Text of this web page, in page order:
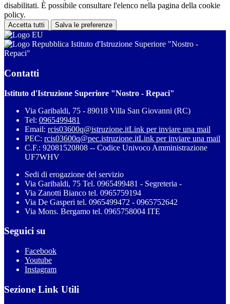
disabilitati. È possibile consultare l'elenco nella pagina della cookie
policy.
Accetta tutti Salva le preferenze
Istituto d'Istruzione Superiore "Nostro -
Repaci"
Contatti
Istituto d'Istruzione Superiore "Nostro - Repaci"
Via Garibaldi, 75 - 89018 Villa San Giovanni (RC)
Tel: 0965499481
Email: rcis03600q@istruzione.itLink per inviare una mail
PEC: rcis03600q@pec.istruzione.itLink per inviare una mail
C.F.: 92081520808 -- Codice Univoco Amministrazione
UF7WHV
Sedi di erogazione del servizio
Via Garibaldi, 75 Tel. 0965499481 - Segreteria -
Via Zanotti Bianco tel. 0965759194
Via De Gasperi tel. 0965499472 - 0965752642
Via Mons. Bergamo tel. 0965758004 ITE
Seguici su
Facebook
Youtube
Instagram
Sezione Link Utili